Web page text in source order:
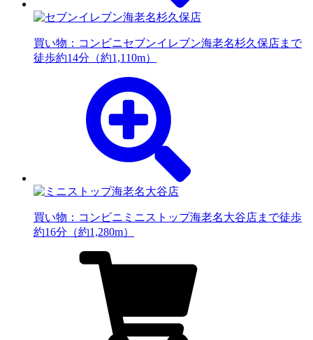
買い物：コンビニセブンイレブン海老名杉久保店まで
徒歩約14分（約1,110m）
買い物：コンビニ ミニストップ海老名大谷店まで徒歩
約16分（約1,280m）